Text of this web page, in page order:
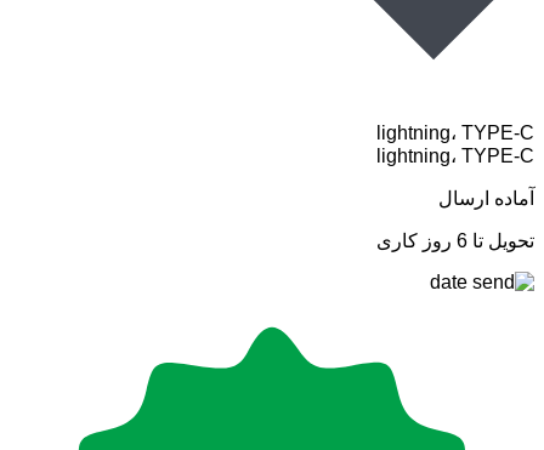
lightning، TYPE-C
lightning، TYPE-C
آماده ارسال
تحویل تا 6 روز کاری